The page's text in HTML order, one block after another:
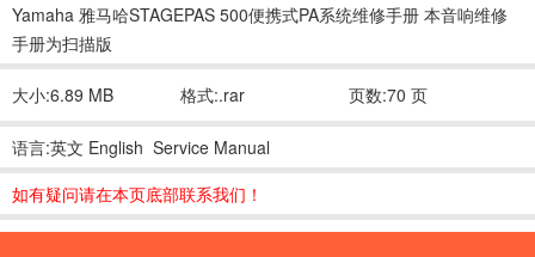
Yamaha 雅马哈STAGEPAS 500便携式PA系统维修手册 本音响维修
手册为扫描版
大小:6.89 MB 格式:.rar 页数:70 页
语言:英文 English Service Manual
如有疑问请在本页底部联系我们！